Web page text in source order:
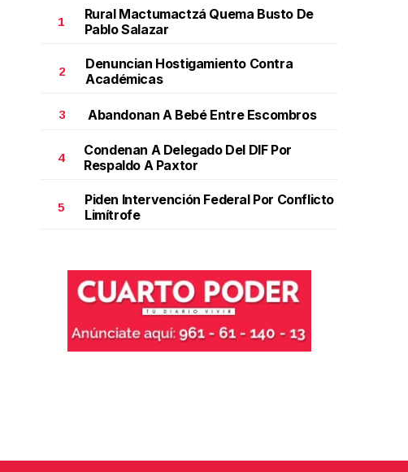
Una emotiva jubilación en educación especial.Una
emotiva jubilación en educación especial
1
Rural Mactumactzá Quema Busto De
Pablo Salazar
2
Denuncian Hostigamiento Contra
Académicas
3 Abandonan A Bebé Entre Escombros
4
Condenan A Delegado Del DIF Por
Respaldo A Paxtor
5
Piden Intervención Federal Por Conflicto
Limítrofe